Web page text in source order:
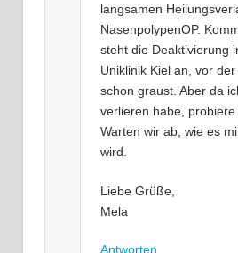
langsamen
NasenpolypenOP.
steht die Deaktivierung
Uniklinik Kiel an, vor
schon graust. Aber da
verlieren habe, probiere
Warten wir ab, wie es
wird.
Liebe Grüße,
Mela
Antworten